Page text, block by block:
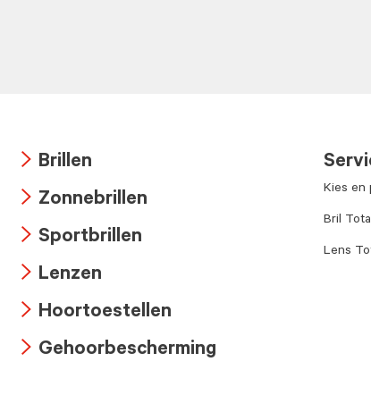
icon
Brillen
icon
Zonnebrillen
icon
Sportbrillen
icon
Lenzen
icon
Hoortoestellen
Gehoorbescherming
Kies en
Bril
Lens